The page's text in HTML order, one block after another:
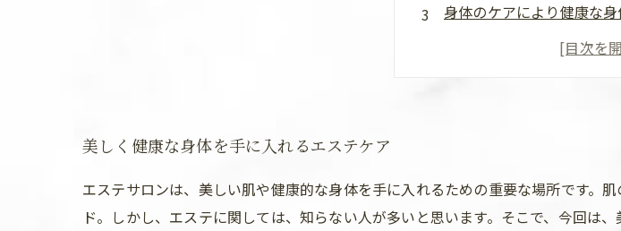
身体のケアにより健康な
リラックス効果で心身とも
美しく健康な身体を手に入れるエステケア
エステサロンは、美しい肌や健康的な身体を手に入れるための重要な場所です。
ド。しかし、エステに関しては、知らない人が多いと思います。そこで、今回は